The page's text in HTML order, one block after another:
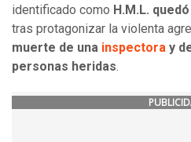
identificado como H.M.L.
tras protagonizar la violenta
muerte de una inspectora y
personas heridas.